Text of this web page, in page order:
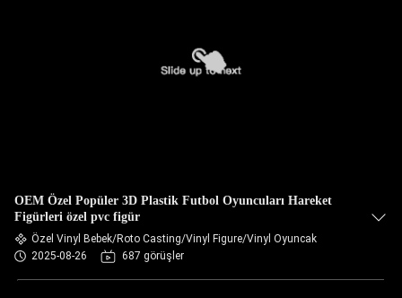
OEM Özel Popüler 3D Plastik Futbol Oyuncuları Hareket
Figürleri özel pvc figür
Özel Vinyl Bebek/Roto Casting/Vinyl Figure/Vinyl Oyuncak
2025-08-26
687 görüşler